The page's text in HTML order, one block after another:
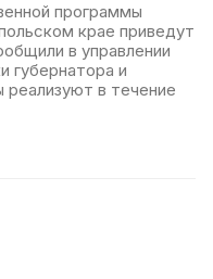
программы
крае приведут
в управлении
губернатора и
реализуют в течение